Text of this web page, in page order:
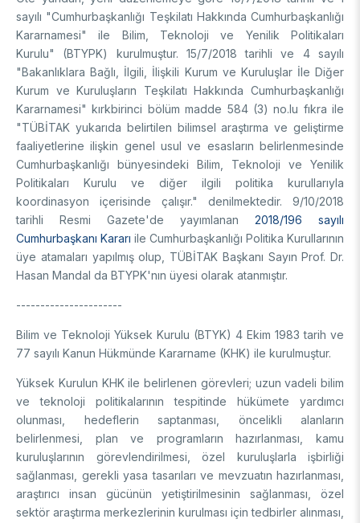
Çok Taraflı Programlar
AB Çerçeve Programları
BURSLAR
Lisans / Önlisans
Mentorluk Desteği Programı
Burs Programları
Destek Programları
Lisansüstü
Eğitim Burs Programları
Araştırma Burs Programları
Uluslararası Burslar
Doktora Sonrası
Araştırma Burs Programları
Uluslararası Burslar
Uluslararası
Araştırma Burs Programları
Uluslararası Burslar
AR-GE FAALİYETLERİMİZ
MAM
İklim ve Yaşam Bilimleri
Malzeme ve Proses Teknolojileri
Bilişim Teknolojileri Enstitüsü (BTE)
Siber Güvenlik Enstitüsü (SGE)
Yapay Zekâ Enstitüsü (YZE)
Yazılım Teknolojileri Araştırma Enstitüsü (YTE)
İleri Teknolojiler Araştırma Enstitüsü (İLTAREN)
AR-GE Birimleri
Savunma Sanayii Araştırma ve Geliştirme Enstitüsü (SAGE)
TEKSEB ve TEKNOPARK
Temel Bilimler Araştırma Enstitüsü (TBAE)
Temiz Enerji, İklim Değişikliği ve Sürdürülebilirlik Araştırma
Enstitüsü
Türkiye Sanayi Sevk ve İdare Enstitüsü (TÜSSİDE)
Ulusal Metroloji Enstitüsü (UME)
AR-GE Kolaylık Birimleri
Bursa Test ve Analiz Laboratuvarı (BUTAL)
Ulusal Akademik Ağ ve Bilgi Merkezi (ULAKBİM)
Haber Arşivi
Video Arşivi
Fotoğraf Arşivi
sayılı "Cumhurbaşkanlığı Teşkilatı Hakkında Cumhurbaşkanlığı
Kararnamesi" ile Bilim, Teknoloji ve Yenilik Politikaları
Kurulu" (BTYPK) kurulmuştur. 15/7/2018 tarihli ve 4 sayılı
"Bakanlıklara Bağlı, İlgili, İlişkili Kurum ve Kuruluşlar İle Diğer
Kurum ve Kuruluşların Teşkilatı Hakkında Cumhurbaşkanlığı
Kararnamesi" kırkbirinci bölüm madde 584 (3) no.lu fıkra ile
"TÜBİTAK yukarıda belirtilen bilimsel araştırma ve geliştirme
faaliyetlerine ilişkin genel usul ve esasların belirlenmesinde
Cumhurbaşkanlığı bünyesindeki Bilim, Teknoloji ve Yenilik
Politikaları Kurulu ve diğer ilgili politika kurullarıyla
koordinasyon içerisinde çalışır." denilmektedir. 9/10/2018
tarihli Resmi Gazete'de yayımlanan 2018/196 sayılı
Cumhurbaşkanı Kararı ile Cumhurbaşkanlığı Politika Kurullarının
üye atamaları yapılmış olup, TÜBİTAK Başkanı Sayın Prof. Dr.
Hasan Mandal da BTYPK'nın üyesi olarak atanmıştır.
----------------------
Bilim ve Teknoloji Yüksek Kurulu (BTYK) 4 Ekim 1983 tarih ve
77 sayılı Kanun Hükmünde Kararname (KHK) ile kurulmuştur.
Yüksek Kurulun KHK ile belirlenen görevleri; uzun vadeli bilim
ve teknoloji politikalarının tespitinde hükümete yardımcı
olunması, hedeflerin saptanması, öncelikli alanların
belirlenmesi, plan ve programların hazırlanması, kamu
kuruluşlarının görevlendirilmesi, özel kuruluşlarla işbirliği
sağlanması, gerekli yasa tasarıları ve mevzuatın hazırlanması,
araştırıcı insan gücünün yetiştirilmesinin sağlanması, özel
sektör araştırma merkezlerinin kurulması için tedbirler alınması,